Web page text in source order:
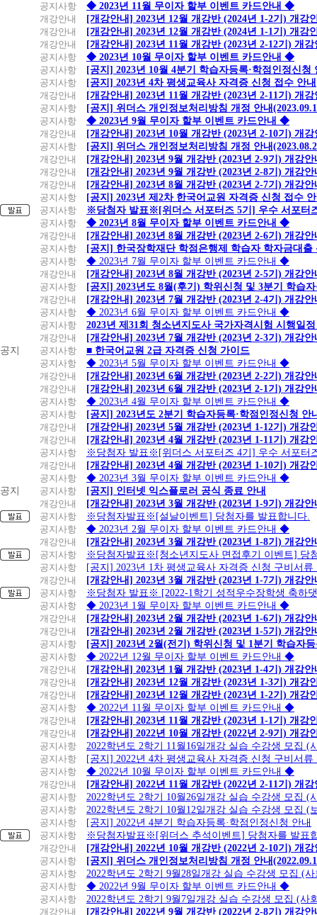
공지사항
◆ 2023년 11월 무이자 할부 이벤트 카드안내 ◆
개강안내
[개강안내] 2023년 12월 개강반 (2024년 1-2기) 개강
개강안내
[개강안내] 2023년 12월 개강반 (2024년 1-1기) 개강
개강안내
[개강안내] 2023년 11월 개강반 (2023년 2-12기) 개강
공지사항
◆ 2023년 10월 무이자 할부 이벤트 카드안내 ◆
공지사항
[공지] 2023년 10월 4분기 학습자등록·학점인정신청
공지사항
[공지] 2023년 4차 평생교육사 자격증 신청 접수 안내
개강안내
[개강안내] 2023년 11월 개강반 (2023년 2-11기) 개강
공지사항
[공지] 위더스 개인정보처리방침 개정 안내
공지사항
◆ 2023년 9월 무이자 할부 이벤트 카드안내 ◆
개강안내
[개강안내] 2023년 10월 개강반 (2023년 2-10기) 개강
공지사항
[공지] 위더스 개인정보처리방침 개정 안내
개강안내
[개강안내] 2023년 9월 개강반 (2023년 2-9기) 개강안
개강안내
[개강안내] 2023년 9월 개강반 (2023년 2-8기) 개강안
개강안내
[개강안내] 2023년 8월 개강반 (2023년 2-7기) 개강안
공지사항
[공지] 2023년 제2차 한국어교원 자격증 신청 접수
공지사항
※당첨자 발표※[위더스 서포터즈 5기] 우수 서포터
공지사항
◆ 2023년 8월 무이자 할부 이벤트 카드안내 ◆
개강안내
[개강안내] 2023년 8월 개강반 (2023년 2-6기) 개강안
공지사항
[공지] 한국장학재단 학점은행제 학습자 학자금대출
공지사항
◆ 2023년 7월 무이자 할부 이벤트 카드안내 ◆
개강안내
[개강안내] 2023년 8월 개강반 (2023년 2-5기) 개강안
공지사항
[공지] 2023년도 8월(후기) 학위신청 및 3분기 학습
개강안내
[개강안내] 2023년 7월 개강반 (2023년 2-4기) 개강안
공지사항
◆ 2023년 6월 무이자 할부 이벤트 카드안내 ◆
공지사항
2023년 제31회 청소년지도사 국가자격시험 시행일
개강안내
[개강안내] 2023년 7월 개강반 (2023년 2-3기) 개강안
공지
공지사항
■ 한국어교원 2급 자격증 신청 가이드
공지사항
◆ 2023년 5월 무이자 할부 이벤트 카드안내 ◆
개강안내
[개강안내] 2023년 6월 개강반 (2023년 2-2기) 개강안
개강안내
[개강안내] 2023년 6월 개강반 (2023년 2-1기) 개강안
공지사항
◆ 2023년 4월 무이자 할부 이벤트 카드안내 ◆
공지사항
[공지] 2023년도 2분기 학습자등록·학점인정신청 안
개강안내
[개강안내] 2023년 5월 개강반 (2023년 1-12기) 개강
개강안내
[개강안내] 2023년 4월 개강반 (2023년 1-11기) 개강
공지사항
※당첨자 발표※[위더스 서포터즈 4기] 우수 서포터
개강안내
[개강안내] 2023년 4월 개강반 (2023년 1-10기) 개강
공지사항
◆ 2023년 3월 무이자 할부 이벤트 카드안내 ◆
공지
공지사항
[공지] 인터넷 익스플로러 공식 종료 안내
개강안내
[개강안내] 2023년 3월 개강반 (2023년 1-9기) 개강안
공지사항
※당첨자발표※[설날이벤트] 당첨자를 발표합니다.
공지사항
◆ 2023년 2월 무이자 할부 이벤트 카드안내 ◆
개강안내
[개강안내] 2023년 3월 개강반 (2023년 1-8기) 개강안
공지사항
※당첨자발표※[청소년지도사 면접후기 이벤트] 당
공지사항
[공지] 2023년 1차 평생교육사 자격증 신청 구비서류
개강안내
[개강안내] 2023년 3월 개강반 (2023년 1-7기) 개강안
공지사항
※당첨자 발표※ [2022-1학기 성적우수장학생 축하
공지사항
◆ 2023년 1월 무이자 할부 이벤트 카드안내 ◆
개강안내
[개강안내] 2023년 2월 개강반 (2023년 1-6기) 개강안
개강안내
[개강안내] 2023년 2월 개강반 (2023년 1-5기) 개강안
공지사항
[공지] 2023년 2월(전기) 학위신청 및 1분기 학습자
공지사항
◆ 2022년 12월 무이자 할부 이벤트 카드안내 ◆
개강안내
[개강안내] 2023년 1월 개강반 (2023년 1-4기) 개강안
개강안내
[개강안내] 2023년 12월 개강반 (2023년 1-3기) 개강
개강안내
[개강안내] 2023년 12월 개강반 (2023년 1-2기) 개강
공지사항
◆ 2022년 11월 무이자 할부 이벤트 카드안내 ◆
개강안내
[개강안내] 2023년 11월 개강반 (2023년 1-1기) 개강
개강안내
[개강안내] 2022년 10월 개강반 (2022년 2-9기) 개강
공지사항
2022학년도 2학기 11월16일개강 실습 수강생 모집
공지사항
[공지] 2022년 4차 평생교육사 자격증 신청 구비서류
공지사항
◆ 2022년 10월 무이자 할부 이벤트 카드안내 ◆
개강안내
[개강안내] 2022년 11월 개강반 (2022년 2-11기) 개강
공지사항
2022학년도 2학기 10월26일개강 실습 수강생 모집 (
공지사항
2022학년도 2학기 10월12일개강 실습 수강생 모집 (
공지사항
[공지] 2022년 4분기 학습자등록·학점인정신청 안내
공지사항
※당첨자발표※[위더스 추석이벤트] 당첨자를 발표
개강안내
[개강안내] 2022년 10월 개강반 (2022년 2-10기) 개강
공지사항
[공지] 위더스 개인정보처리방침 개정 안내
공지사항
2022학년도 2학기 9월28일개강 실습 수강생 모집 (
공지사항
◆ 2022년 9월 무이자 할부 이벤트 카드안내 ◆
공지사항
2022학년도 2학기 9월7일개강 실습 수강생 모집 (사
개강안내
[개강안내] 2022년 9월 개강반 (2022년 2-8기) 개강안